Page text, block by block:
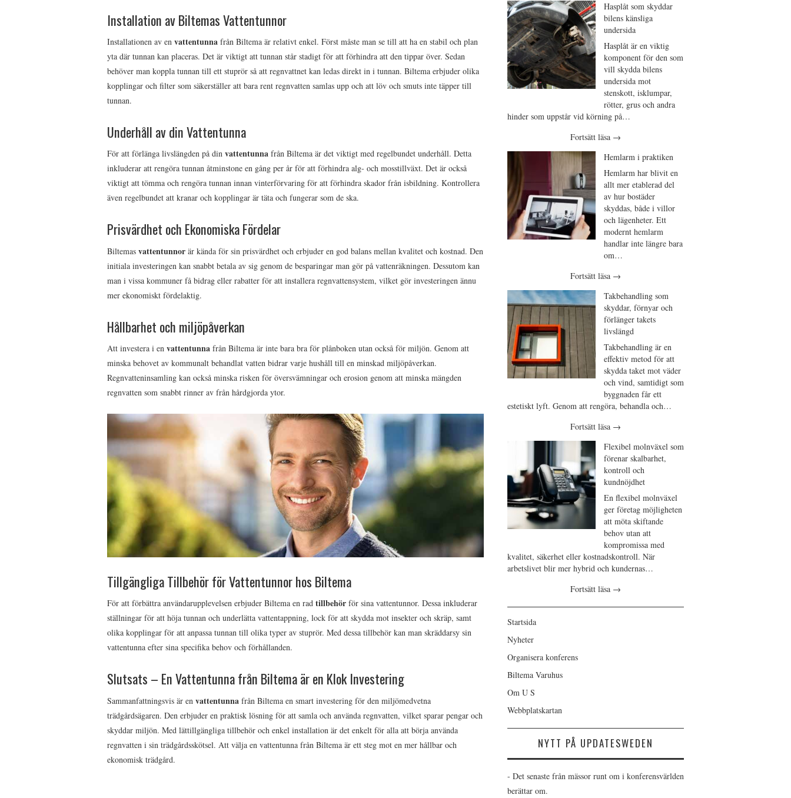
Installation av Biltemas Vattentunnor
Installationen av en vattentunna från Biltema är relativt enkel. Först måste man se till att ha en stabil och plan
yta där tunnan kan placeras. Det är viktigt att tunnan står stadigt för att förhindra att den tippar över. Sedan
behöver man koppla tunnan till ett stuprör så att regnvattnet kan ledas direkt in i tunnan. Biltema erbjuder olika
kopplingar och filter som säkerställer att bara rent regnvatten samlas upp och att löv och smuts inte täpper till
tunnan.
Underhåll av din Vattentunna
För att förlänga livslängden på din vattentunna från Biltema är det viktigt med regelbundet underhåll. Detta
inkluderar att rengöra tunnan åtminstone en gång per år för att förhindra alg- och mosstillväxt. Det är också
viktigt att tömma och rengöra tunnan innan vinterförvaring för att förhindra skador från isbildning. Kontrollera
även regelbundet att kranar och kopplingar är täta och fungerar som de ska.
Prisvärdhet och Ekonomiska Fördelar
Biltemas vattentunnor är kända för sin prisvärdhet och erbjuder en god balans mellan kvalitet och kostnad. Den
initiala investeringen kan snabbt betala av sig genom de besparingar man gör på vattenräkningen. Dessutom kan
man i vissa kommuner få bidrag eller rabatter för att installera regnvattensystem, vilket gör investeringen ännu
mer ekonomiskt fördelaktig.
Hållbarhet och miljöpåverkan
Att investera i en vattentunna från Biltema är inte bara bra för plånboken utan också för miljön. Genom att
minska behovet av kommunalt behandlat vatten bidrar varje hushåll till en minskad miljöpåverkan.
Regnvatteninsamling kan också minska risken för översvämningar och erosion genom att minska mängden
regnvatten som snabbt rinner av från hårdgjorda ytor.
Tillgängliga Tillbehör för Vattentunnor hos Biltema
För att förbättra användarupplevelsen erbjuder Biltema en rad tillbehör för sina vattentunnor. Dessa inkluderar
ställningar för att höja tunnan och underlätta vattentappning, lock för att skydda mot insekter och skräp, samt
olika kopplingar för att anpassa tunnan till olika typer av stuprör. Med dessa tillbehör kan man skräddarsy sin
vattentunna efter sina specifika behov och förhållanden.
Slutsats – En Vattentunna från Biltema är en Klok Investering
Sammanfattningsvis är en vattentunna från Biltema en smart investering för den miljömedvetna
trädgårdsägaren. Den erbjuder en praktisk lösning för att samla och använda regnvatten, vilket sparar pengar och
skyddar miljön. Med lättillgängliga tillbehör och enkel installation är det enkelt för alla att börja använda
regnvatten i sin trädgårdsskötsel. Att välja en vattentunna från Biltema är ett steg mot en mer hållbar och
ekonomisk trädgård.
Hasplåt som skyddar
bilens känsliga
undersida
Hasplåt är en viktig
komponent för den som
vill skydda bilens
undersida mot
stenskott, isklumpar,
rötter, grus och andra
hinder som uppstår vid körning på…
Fortsätt läsa →
Hemlarm i praktiken
Hemlarm har blivit en
allt mer etablerad del
av hur bostäder
skyddas, både i villor
och lägenheter. Ett
modernt hemlarm
handlar inte längre bara
om…
Fortsätt läsa →
Takbehandling som
skyddar, förnyar och
förlänger takets
livslängd
Takbehandling är en
effektiv metod för att
skydda taket mot väder
och vind, samtidigt som
byggnaden får ett
estetiskt lyft. Genom att rengöra, behandla och…
Fortsätt läsa →
Flexibel molnväxel som
förenar skalbarhet,
kontroll och
kundnöjdhet
En flexibel molnväxel
ger företag möjligheten
att möta skiftande
behov utan att
kompromissa med
kvalitet, säkerhet eller kostnadskontroll. När
arbetslivet blir mer hybrid och kundernas…
Fortsätt läsa →
Startsida
Nyheter
Organisera konferens
Biltema Varuhus
Om U S
Webbplatskartan
NYTT PÅ UPDATESWEDEN
- Det senaste från mässor runt om i konferensvärlden
berättar om.